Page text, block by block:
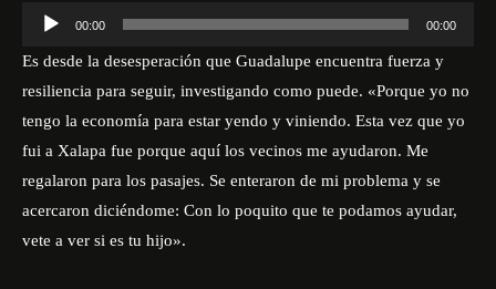
00:00 00:00
Es desde la desesperación que Guadalupe encuentra fuerza y
resiliencia para seguir, investigando como puede. «Porque yo no
tengo la economía para estar yendo y viniendo. Esta vez que yo
fui a Xalapa fue porque aquí los vecinos me ayudaron. Me
regalaron para los pasajes. Se enteraron de mi problema y se
acercaron diciéndome: Con lo poquito que te podamos ayudar,
vete a ver si es tu hijo».